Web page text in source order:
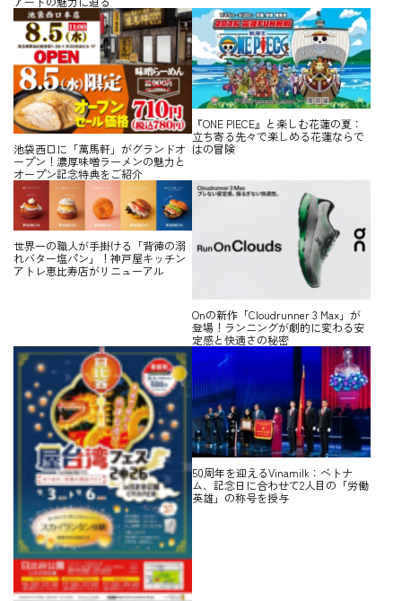
池袋西口に「萬馬軒」がグランドオ
ープン！濃厚味噌ラーメンの魅力と
オープン記念特典をご紹介
『ONE PIECE』と楽しむ花蓮の夏：
立ち寄る先々で楽しめる花蓮ならで
はの冒険
世界一の職人が手掛ける「背徳の溺
れバター塩パン」！神戸屋キッチン
アトレ恵比寿店がリニューアル
Onの新作「Cloudrunner 3 Max」が
登場！ランニングが劇的に変わる安
定感と快適さの秘密
50周年を迎えるVinamilk：ベトナ
ム、記念日に合わせて2人目の「労働
英雄」の称号を授与